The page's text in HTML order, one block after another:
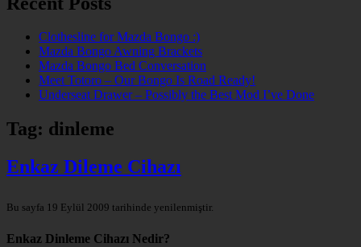
Clothesline for Mazda Bongo :)
Mazda Bongo Awning Brackets
Mazda Bongo Bed Conversation
Meet Totoro – Our Bongo Is Road Ready!
Underseat Drawer – Possibly the Best Mod I’ve Done
Tag: dinleme
Enkaz Dileme Cihazı
Bu sayfa 19 Eylül 2009 tarihinde yenilenmiştir.
Enkaz Dinleme Cihazı Nedir?